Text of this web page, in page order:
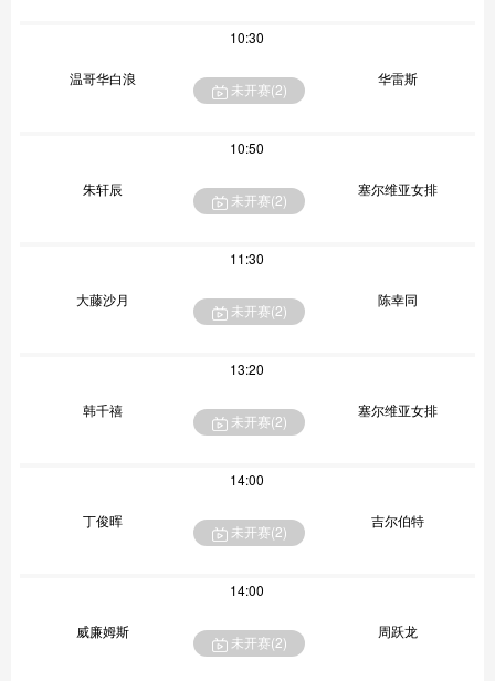
10:30
温哥华白浪 华雷斯
未开赛(2)
10:50
朱轩辰 塞尔维亚女排
未开赛(2)
11:30
大藤沙月 陈幸同
未开赛(2)
13:20
韩千禧 塞尔维亚女排
未开赛(2)
14:00
丁俊晖 吉尔伯特
未开赛(2)
14:00
威廉姆斯 周跃龙
未开赛(2)